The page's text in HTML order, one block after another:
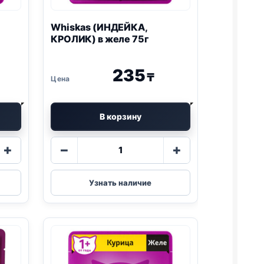
+
Whiskas (ИНДЕЙКА,
КРОЛИК) в желе 75г
235₸
В корзину
−
товара
Whiskas
(ИНДЕЙКА,
в
желе
75г
+
Узнать наличие